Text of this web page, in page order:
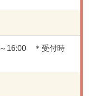
16:00 ＊受付時